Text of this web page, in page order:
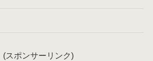
(スポンサーリンク)